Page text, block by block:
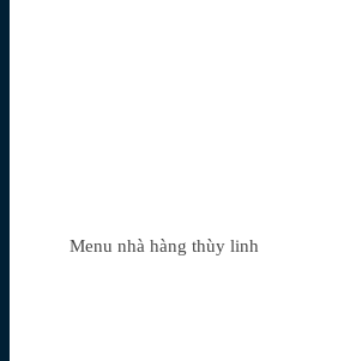
Menu nhà hàng thùy linh